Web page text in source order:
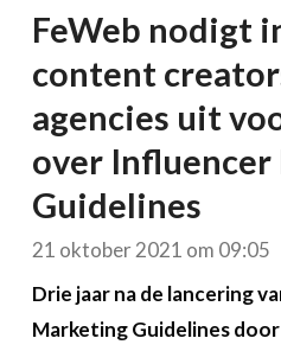
FeWeb nodigt
content
agencies uit
over
Guidelines
21 oktober 2021 om 09:05
Drie jaar na de lancering
Marketing Guidelines
Cases
Toolbox
Word lid